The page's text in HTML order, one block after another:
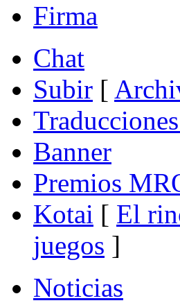
Firma
Chat
Subir [
Banner
Premios
Kotai [ El
juegos ]
Noticias